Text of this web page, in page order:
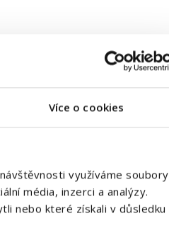
Více o cookies
využíváme soubory
média, inzerci a analýzy.
nebo které získali v důsledku